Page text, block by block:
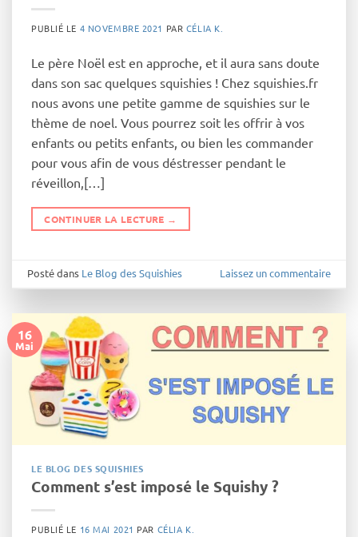
PUBLIÉ LE 4 NOVEMBRE 2021 PAR CÉLIA K.
Le père Noël est en approche, et il aura sans doute
dans son sac quelques squishies ! Chez squishies.fr
nous avons une petite gamme de squishies sur le
thème de noel. Vous pourrez soit les offrir à vos
enfants ou petits enfants, ou bien les commander
pour vous afin de vous déstresser pendant le
réveillon,[…]
CONTINUER LA LECTURE →
Posté dans Le Blog des Squishies Laissez un commentaire
16
Mai
LE BLOG DES SQUISHIES
Comment s’est imposé le Squishy ?
PUBLIÉ LE 16 MAI 2021 PAR CÉLIA K.